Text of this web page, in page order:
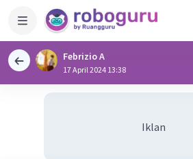
Febrizio A
17 April 2024 13:38
Iklan